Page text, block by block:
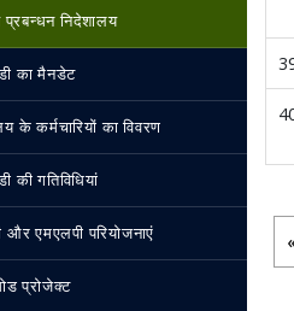
प्रबन्‍धन निदेशालय
का मैनडेट
के कर्मचारियों का विवरण
की गतिविधियां
और एमएलपी परियोजनाएं
प्रोजेक्ट